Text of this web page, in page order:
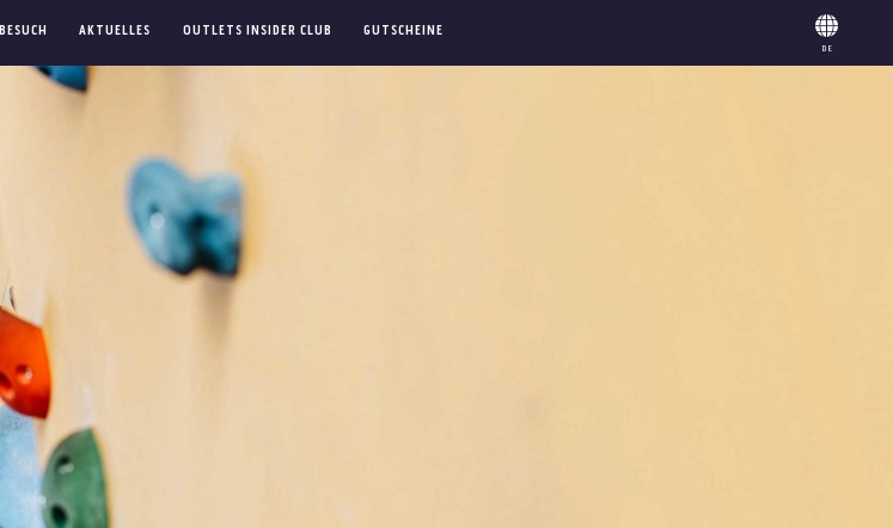
BESUCH AKTUELLES OUTLETS INSIDER CLUB GUTSCHEINE
DE